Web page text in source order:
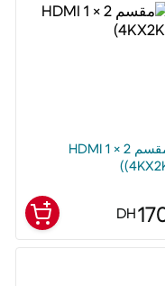
مقسم HDMI 1 × 2
DH